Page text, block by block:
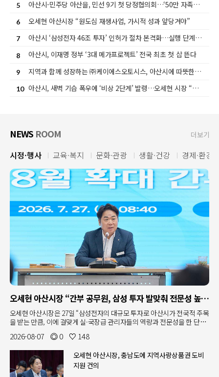
에 동참할 수 있는 협력 기반을 확대해 복지사각지대와
고립가구를 촘촘히 살피고, 모두가 함께하는 따뜻한 복
지도시 아산을 만들어 가겠다”고 말했다.한편, 아산시
는 ‘여기라면’ 사업과 ‘그냥드림’ 사업을 연계해 위기가
구와 먹거리 취약계층을 신속하게 발굴·지원하고 있으
며, 민관 협력을 기반으로 지속가능한 나눔문화 조성과
촘촘한 복지안전망 구축에 힘쓰고 있다.
5 아산시-민주당 아산을, 민선 9기 첫 당정협의회…‘50만 자족도시’ 실현 맞손
6 오세현 아산시장 “원도심 재생사업, 가시적 성과 앞당겨야”
7 아산시 ‘삼성전자 46조 투자’ 인허가 절차 본격화…실행 단계 돌입
8 아산시, 이재명 정부 ‘3대 메가프로젝트’ 전국 최초 첫 삽 뜬다
9 지역과 함께 성장하는 ㈜케이에스오토시스, 아산시에 따뜻한 나눔 실천
10 아산시, 새벽 기습 폭우에 ‘비상 2단계’ 발령…오세현 시장 “주민 안전 대책 총력” 당부
NEWS ROOM 더보기
시정·행사 교육·복지 문화·관광 생활·건강 경제·환경
오세현 아산시장 “간부 공무원, 삼성 투자 발맞춰 전문성 높여야”
오세현 아산시장은 27일 “삼성전자의 대규모 투자로 아산시가 전국적 주목
을 받는 만큼, 이에 걸맞게 실·국장급 관리자들의 역량과 전문성을 한 단계
끌어올려야 한다”고 강조했다.오 시장은 이날 오전 시청 상황실에서 열린 8
월 확대간부회의에서 아산시의 인구 증가세와 대외 브랜드 평가 상위권 기
록 등 역동적인 성장 상황을 소개하며 이같이 밝혔다.한국기업평판연구소
가 지난 21일 발표한 대한민국 도시 브랜드평판 7월 빅데이터 분석 결과에
따르면, 아산시는 서울시, 부산시, 광주시에 이어 전국 4위를 기록했다. 오
시장은 삼성전자의 대규모 투자유치와 반도체 수출 호조가 이 같은 평가에
2026-08-07 0 148
오세현 아산시장, 충남도에 지역사랑상품권 도비
지원 건의